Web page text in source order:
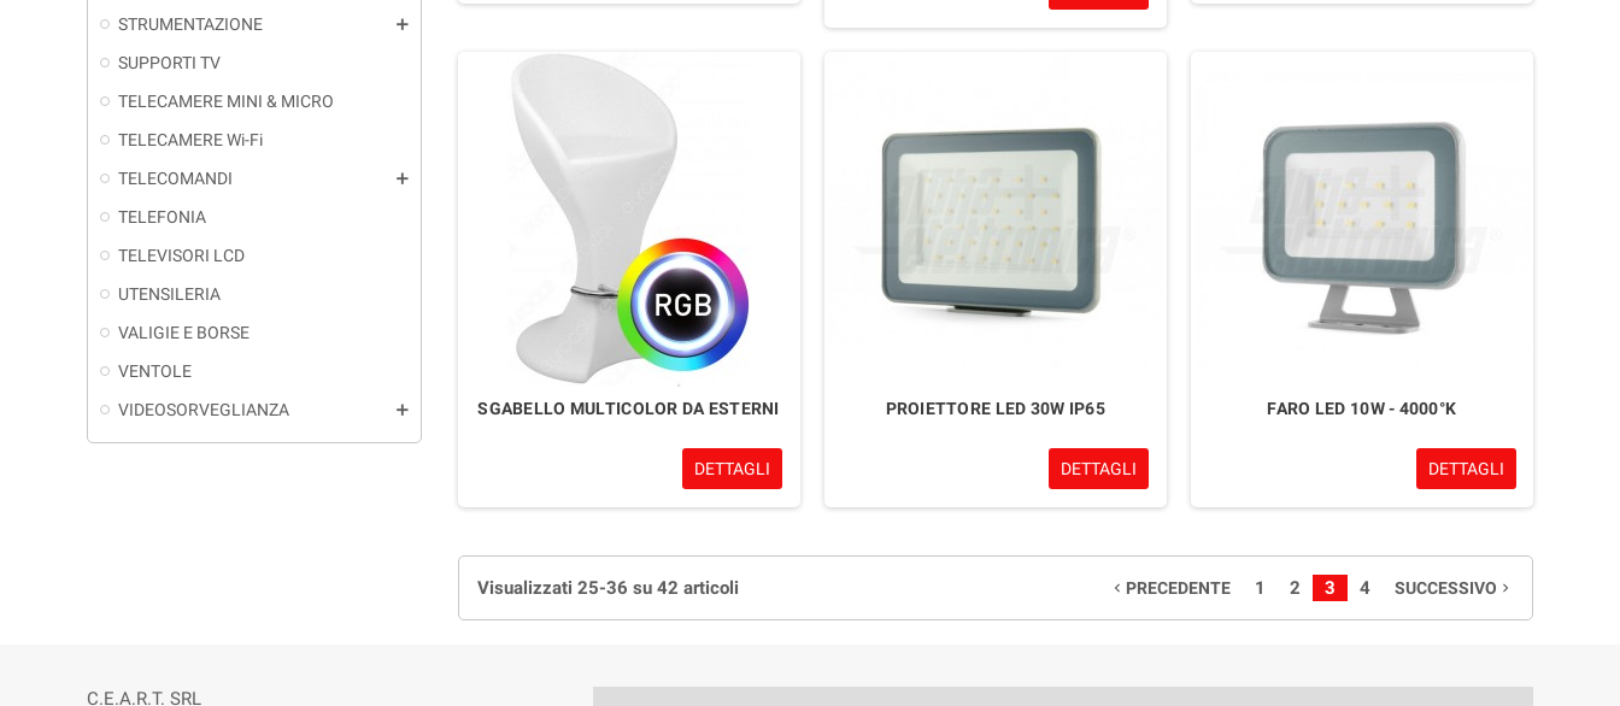
STRUMENTAZIONE
add
SUPPORTI TV
TELECAMERE MINI & MICRO
TELECAMERE Wi-Fi
TELECOMANDI
add
TELEFONIA
TELEVISORI LCD
UTENSILERIA
VALIGIE E BORSE
VENTOLE
VIDEOSORVEGLIANZA
add SGABELLO MULTICOLOR DA ESTERNI
DETTAGLI
PROIETTORE LED 30W IP65
DETTAGLI
FARO LED 10W - 4000°K
DETTAGLI
Visualizzati 25-36 su 42 articoli navigate_before PRECEDENTE 1 2 3 4 SUCCESSIVO navigate_next
C.E.A.R.T. SRL